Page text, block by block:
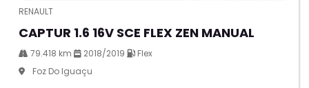
RENAULT
CAPTUR 1.6 16V SCE FLEX ZEN MANUAL
79.418 km 2018/2019
Flex
Foz Do Iguaçu